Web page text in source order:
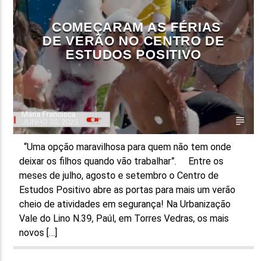
COMEÇARAM AS FÉRIAS
DE VERÃO NO CENTRO DE
ESTUDOS POSITIVO
Maria Francisca
“Uma opção maravilhosa para quem não tem onde
deixar os filhos quando vão trabalhar”. Entre os
meses de julho, agosto e setembro o Centro de
Estudos Positivo abre as portas para mais um verão
cheio de atividades em segurança! Na Urbanização
Vale do Lino N.39, Paúl, em Torres Vedras, os mais
novos […]